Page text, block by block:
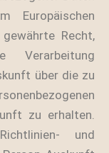
Europäischen
Recht,
über die zu
zu erhalten.
und